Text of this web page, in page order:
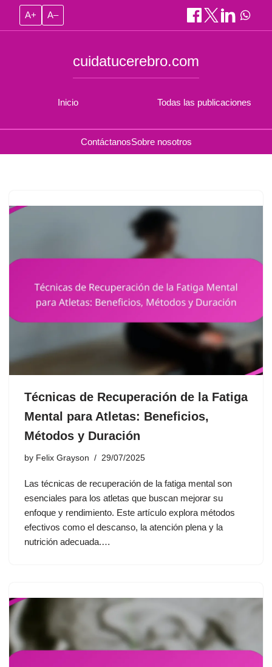
A+ A–
Inicio
cuidatucerebro.com
Todas las publicaciones
ContáctanosSobre nosotros
Técnicas de Recuperación de la Fatiga
Mental para Atletas: Beneficios,
Métodos y Duración
by Felix Grayson 29/07/2025
Las técnicas de recuperación de la fatiga mental son
esenciales para los atletas que buscan mejorar su
enfoque y rendimiento. Este artículo explora métodos
efectivos como el descanso, la atención plena y la
nutrición adecuada.…